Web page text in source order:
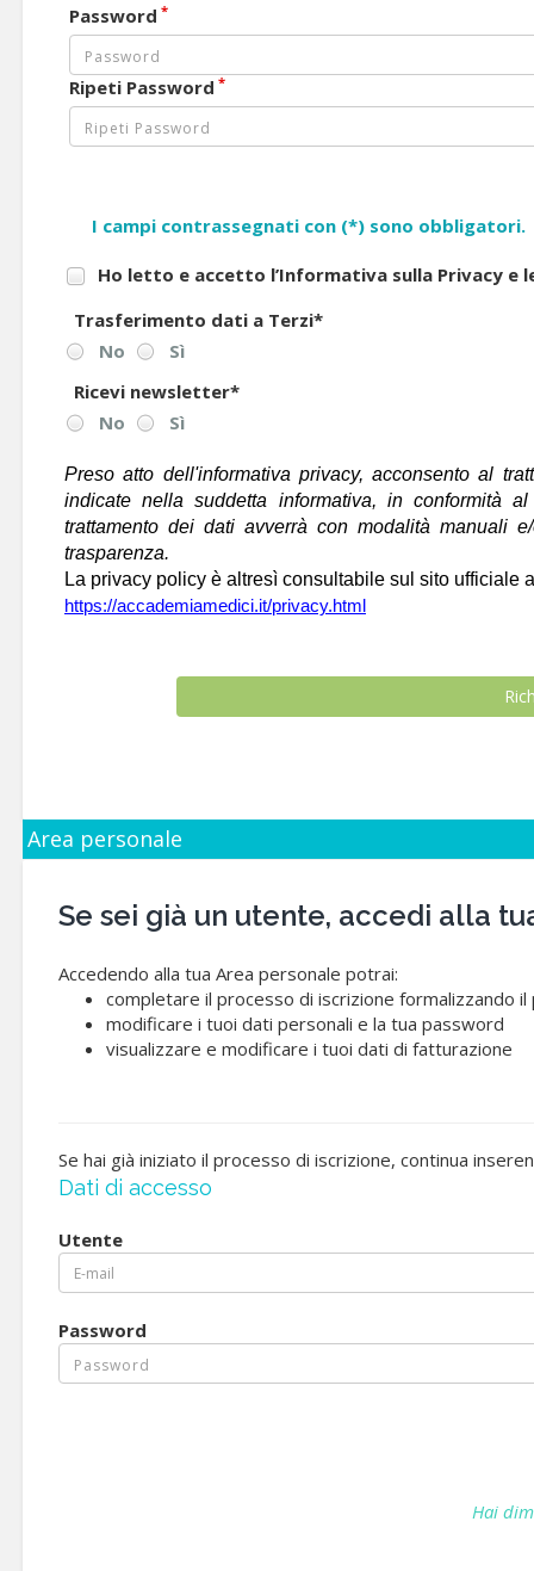
Password *
Ripeti Password *
I campi contrassegnati con (*) sono obbligatori.
Ho letto e accetto l’Informativa sulla Privacy e
Trasferimento dati a Terzi*
No
Sì
Ricevi newsletter*
No
Sì
Preso atto dell'informativa privacy, acconsento al
indicate nella suddetta informativa, in conformità
trattamento dei dati avverrà con modalità manuali
trasparenza.
La privacy policy è altresì consultabile sul sito ufficiale
https://accademiamedici.it/privacy.html
Area personale
Se sei già un utente, accedi alla tua
Accedendo alla tua Area personale potrai:
completare il processo di iscrizione formalizzando
modificare i tuoi dati personali e la tua password
visualizzare e modificare i tuoi dati di fatturazione
Se hai già iniziato il processo di iscrizione, continua
Dati di accesso
Utente
Password
Hai